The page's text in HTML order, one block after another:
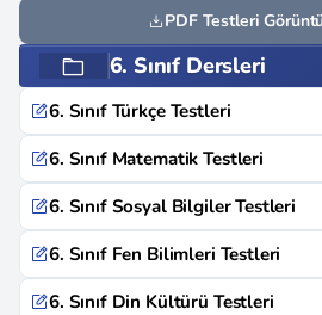
PDF Testleri
6. Sınıf Dersleri
6. Sınıf Türkçe Testleri
6. Sınıf Matematik Testleri
6. Sınıf Sosyal Bilgiler Testleri
6. Sınıf Fen Bilimleri Testleri
6. Sınıf Din Kültürü Testleri